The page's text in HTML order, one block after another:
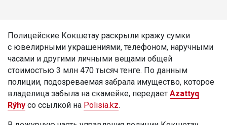
Полицейские Кокшетау раскрыли кражу сумки
с ювелирными украшениями, телефоном, наручными
часами и другими личными вещами общей
стоимостью 3 млн 470 тысяч тенге. По данным
полиции, подозреваемая забрала имущество, которое
владелица забыла на скамейке, передает Azattyq
Rýhy со ссылкой на Polisia.kz.